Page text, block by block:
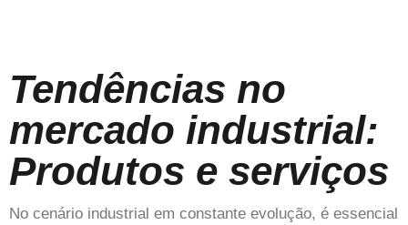
Tendências no
mercado industrial:
Produtos e serviços
No cenário industrial em constante evolução, é essencial